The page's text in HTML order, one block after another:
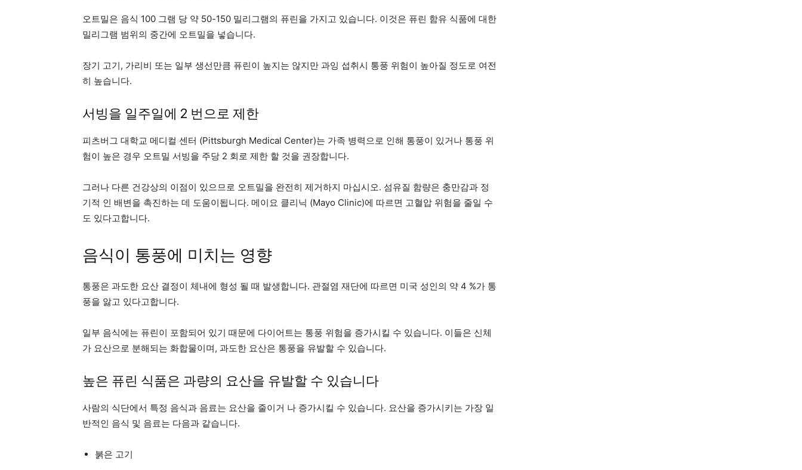
오트밀은 음식 100 그램 당 약 50-150 밀리그램의 퓨린을 가지고 있습니다. 이것은 퓨린 함유 식품에 대한
밀리그램 범위의 중간에 오트밀을 넣습니다.
장기 고기, 가리비 또는 일부 생선만큼 퓨린이 높지는 않지만 과잉 섭취시 통풍 위험이 높아질 정도로 여전
히 높습니다.
서빙을 일주일에 2 번으로 제한
피츠버그 대학교 메디컬 센터 (Pittsburgh Medical Center)는 가족 병력으로 인해 통풍이 있거나 통풍 위
험이 높은 경우 오트밀 서빙을 주당 2 회로 제한 할 것을 권장합니다.
그러나 다른 건강상의 이점이 있으므로 오트밀을 완전히 제거하지 마십시오. 섬유질 함량은 충만감과 정
기적 인 배변을 촉진하는 데 도움이됩니다. 메이요 클리닉 (Mayo Clinic)에 따르면 고혈압 위험을 줄일 수
도 있다고합니다.
음식이 통풍에 미치는 영향
통풍은 과도한 요산 결정이 체내에 형성 될 때 발생합니다. 관절염 재단에 따르면 미국 성인의 약 4 %가 통
풍을 앓고 있다고합니다.
일부 음식에는 퓨린이 포함되어 있기 때문에 다이어트는 통풍 위험을 증가시킬 수 있습니다. 이들은 신체
가 요산으로 분해되는 화합물이며, 과도한 요산은 통풍을 유발할 수 있습니다.
높은 퓨린 식품은 과량의 요산을 유발할 수 있습니다
사람의 식단에서 특정 음식과 음료는 요산을 줄이거 나 증가시킬 수 있습니다. 요산을 증가시키는 가장 일
반적인 음식 및 음료는 다음과 같습니다.
붉은 고기